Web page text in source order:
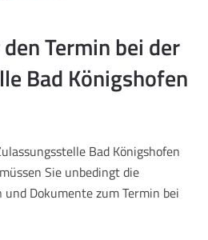
Termin bei der
Bad Königshofen
Bad Königshofen
Sie unbedingt die
Dokumente zum Termin bei